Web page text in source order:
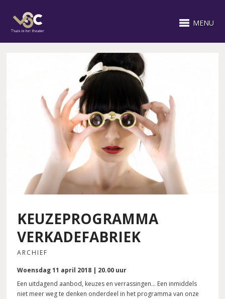
MENU
KEUZEPROGRAMMA
VERKADEFABRIEK
ARCHIEF
Woensdag 11 april 2018 | 20.00 uur
Een uitdagend aanbod, keuzes en verrassingen… Een inmiddels
niet meer weg te denken onderdeel in het programma van onze